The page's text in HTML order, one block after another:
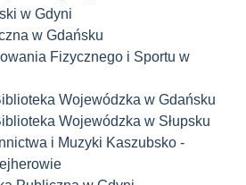
w Gdyni
w Gdańsku
Fizycznego i Sportu w
Wojewódzka w Gdańsku
Wojewódzka w Słupsku
i Muzyki Kaszubsko -